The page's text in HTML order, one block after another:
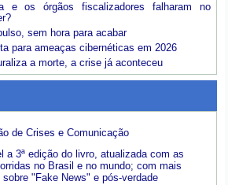
e os órgãos fiscalizadores falharam no
sem hora para acabar
para ameaças cibernéticas em 2026
a morte, a crise já aconteceu
de Crises e Comunicação
a 3ª edição do livro, atualizada com as
no Brasil e no mundo; com mais
"Fake News" e pós-verdade